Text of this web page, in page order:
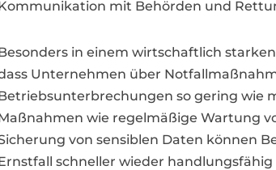
mit Behörden und
in einem wirtschaftlich
Unternehmen über
so gering wie
wie regelmäßige Wartung
von sensiblen Daten können
schneller wieder